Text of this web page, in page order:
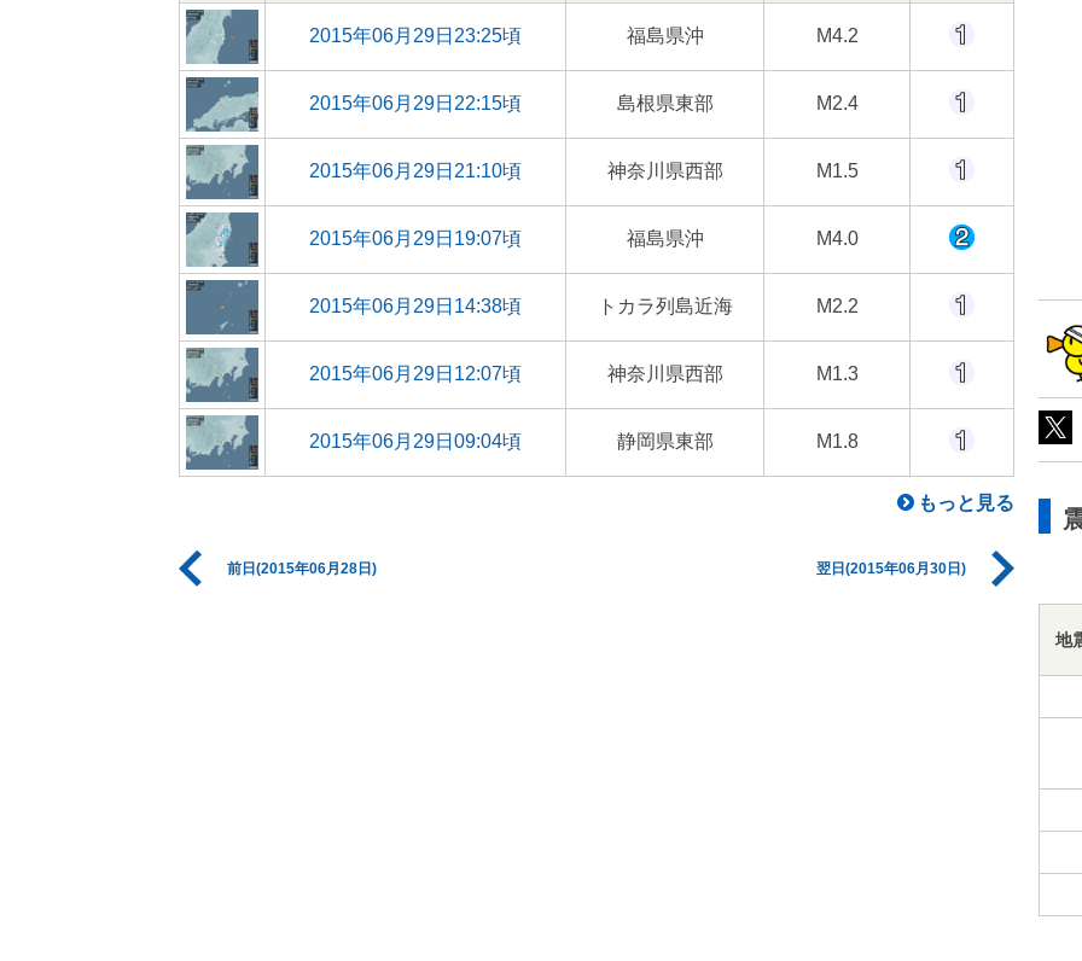
2015年06月29日23:25頃 福島県沖 M4.2
2015年06月29日22:15頃 島根県東部 M2.4
2015年06月29日21:10頃 神奈川県西部 M1.5
2015年06月29日19:07頃 福島県沖 M4.0
2015年06月29日14:38頃 トカラ列島近海 M2.2
2015年06月29日12:07頃 神奈川県西部 M1.3
2015年06月29日09:04頃 静岡県東部 M1.8
もっと見る
前日(2015年06月28日) 翌日(2015年06月30日)
地